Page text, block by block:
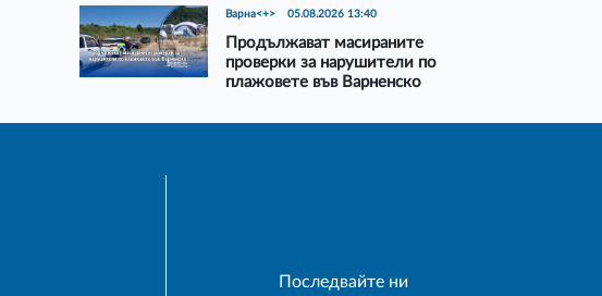
Варна<+> 05.08.2026 13:40
Продължават масираните
проверки за нарушители по
плажовете във Варненско
Последвайте ни